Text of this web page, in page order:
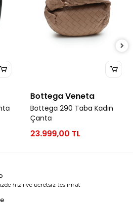
Bottega Veneta
Bottega 290 Taba Kadın
Çanta
23.999,00 TL
hızlı ve ücretsiz teslimat